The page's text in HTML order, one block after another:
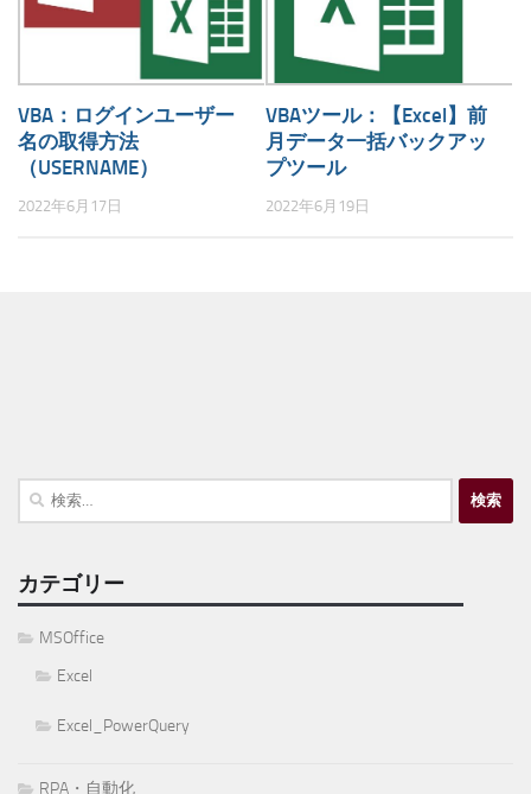
VBA：ログインユーザー
名の取得方法
（USERNAME）
2022年6月17日
VBAツール：【Excel】前
月データ一括バックアッ
プツール
2022年6月19日
検
カテゴリー
MSOffice
Excel
Excel_PowerQuery
RPA・自動化